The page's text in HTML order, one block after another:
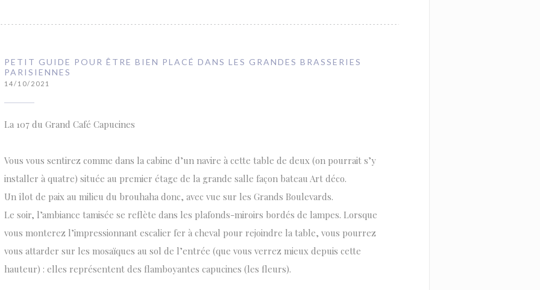
PETIT GUIDE POUR ÊTRE BIEN PLACÉ DANS LES GRANDES BRASSERIES
PARISIENNES
14/10/2021
La 107 du Grand Café Capucines
Vous vous sentirez comme dans la cabine d’un navire à cette table de deux (on pourrait s’y
installer à quatre) située au premier étage de la grande salle façon bateau Art déco.
Un îlot de paix au milieu du brouhaha donc, avec vue sur les Grands Boulevards.
Le soir, l’ambiance tamisée se reflète dans les plafonds-miroirs bordés de lampes. Lorsque
vous monterez l’impressionnant escalier fer à cheval pour rejoindre la table, vous pourrez
vous attarder sur les mosaïques au sol de l’entrée (que vous verrez mieux depuis cette
hauteur) : elles représentent des flamboyantes capucines (les fleurs).